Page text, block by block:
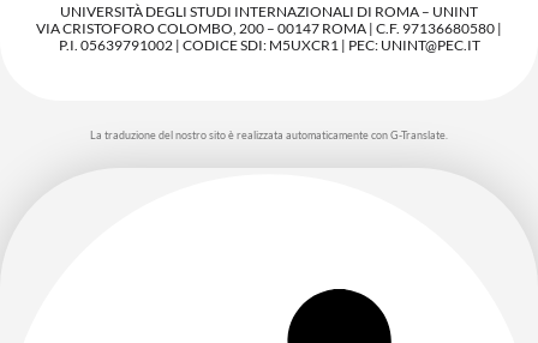
UNIVERSITÀ DEGLI STUDI INTERNAZIONALI DI ROMA – UNINT
VIA CRISTOFORO COLOMBO, 200 – 00147 ROMA | C.F. 97136680580 |
P.I. 05639791002 | CODICE SDI: M5UXCR1 | PEC: UNINT@PEC.IT
La traduzione del nostro sito è realizzata automaticamente con G-Translate.